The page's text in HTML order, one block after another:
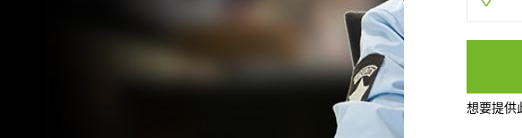
想要提供